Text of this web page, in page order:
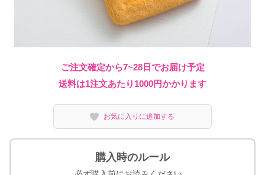
ご注文確定から7~28日でお届け予定
送料は1注文あたり 1000円かかります
お気に入りに追加する
購入時のルール